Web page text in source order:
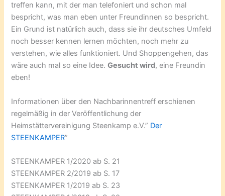
treffen kann, mit der man telefoniert und schon mal
bespricht, was man eben unter Freundinnen so bespricht.
Ein Grund ist natürlich auch, dass sie ihr deutsches Umfeld
noch besser kennen lernen möchten, noch mehr zu
verstehen, wie alles funktioniert. Und Shoppengehen, das
wäre auch mal so eine Idee.Gesucht wird, eine Freundin
eben!
Informationen über den Nachbarinnentreff erschienen
regelmäßig in der Veröffentlichung der
Heimstättervereinigung Steenkamp e.V.” Der
STEENKAMPER”
STEENKAMPER 1/2020 ab S. 21
STEENKAMPER 2/2019 ab S. 17
STEENKAMPER 1/2019 ab S. 23